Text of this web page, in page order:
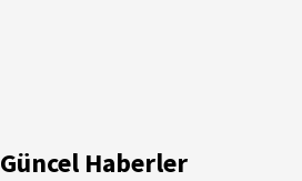
Güncel Haberler